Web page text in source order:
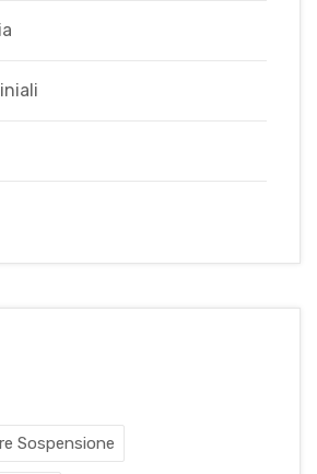
Sospensione